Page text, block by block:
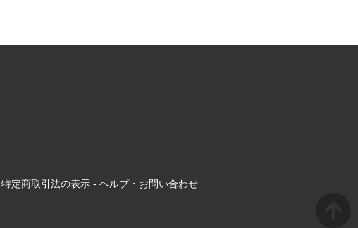
特定商取引法の表示 - ヘルプ・お問い合わせ